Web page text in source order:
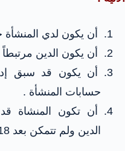
أن يكون لدي
أن يكون الدين
أن يكون قد سبق
حسابات المنشأة .
أن تكون المنشاة
الدين ولم تتمكن بعد 18 شهراً من تاريخ استحقاقه .